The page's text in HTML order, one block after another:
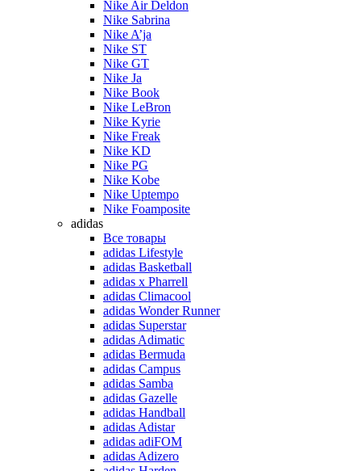
Nike Air Deldon
Nike Sabrina
Nike A’ja
Nike ST
Nike GT
Nike Ja
Nike Book
Nike LeBron
Nike Kyrie
Nike Freak
Nike KD
Nike PG
Nike Kobe
Nike Uptempo
Nike Foamposite
adidas
Все товары
adidas Lifestyle
adidas Basketball
adidas x Pharrell
adidas Climacool
adidas Wonder Runner
adidas Superstar
adidas Adimatic
adidas Bermuda
adidas Campus
adidas Samba
adidas Gazelle
adidas Handball
adidas Adistar
adidas adiFOM
adidas Adizero